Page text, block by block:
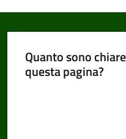
Quanto sono
questa pagina?